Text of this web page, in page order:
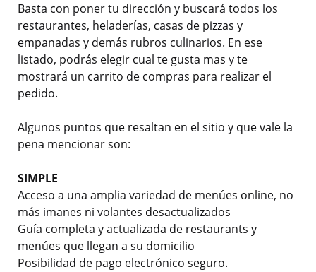
Basta con poner tu dirección y buscará todos los
restaurantes, heladerías, casas de pizzas y
empanadas y demás rubros culinarios. En ese
listado, podrás elegir cual te gusta mas y te
mostrará un carrito de compras para realizar el
pedido.
Algunos puntos que resaltan en el sitio y que vale la
pena mencionar son:
SIMPLE
Acceso a una amplia variedad de menúes online, no
más imanes ni volantes desactualizados
Guía completa y actualizada de restaurants y
menúes que llegan a su domicilio
Posibilidad de pago electrónico seguro.